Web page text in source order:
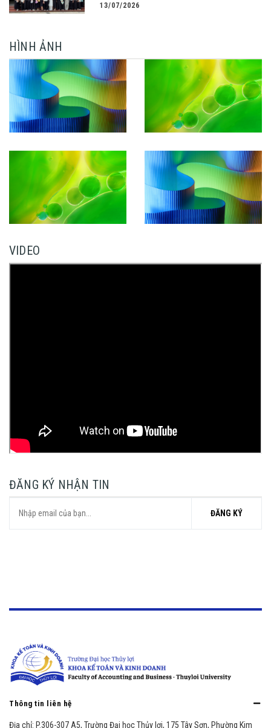
CÔNG KHÓA LUẬN TỐT NGHIỆP
13/07/2026
HÌNH ẢNH
VIDEO
ĐĂNG KÝ NHẬN TIN
ĐĂNG KÝ
Thông tin liên hệ
Địa chỉ: P.306-307 A5, Trường Đại học Thủy lợi, 175 Tây Sơn, Phường Kim